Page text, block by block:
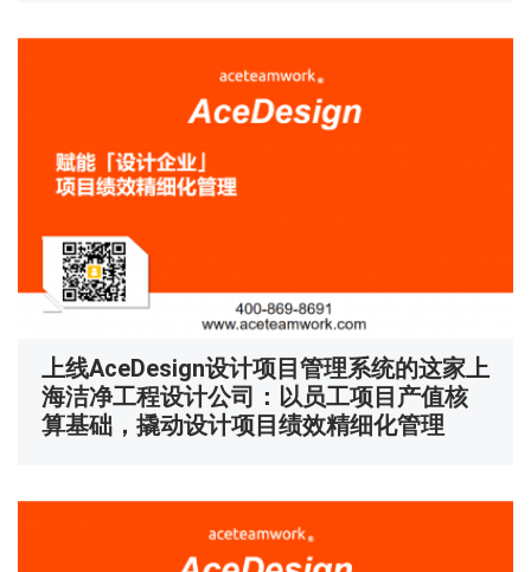
上线AceDesign设计项目管理系统的这家上
海洁净工程设计公司：以员工项目产值核
算基础，撬动设计项目绩效精细化管理